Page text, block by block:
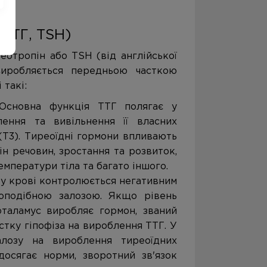
TSH)
або TSH (від англійської
передньою часткою
Основна функція ТТГ полягає у
та вивільнення її власних
Тиреоїдні гормони впливають
речовин, зростання та розвиток,
тіла та багато іншого.
крові контролюється негативним
залозою. Якщо рівень
виробляє гормон, званий
гіпофіза на вироблення ТТГ. У
на вироблення тиреоїдних
норми, зворотний зв'язок